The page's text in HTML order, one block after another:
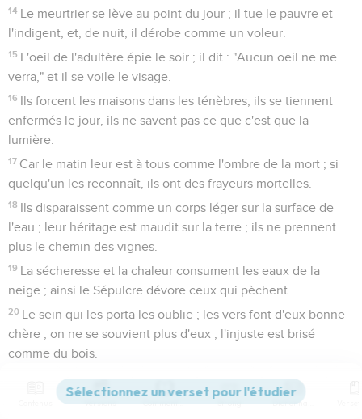
14 Le meurtrier se lève au point du jour ; il tue le pauvre et
l'indigent, et, de nuit, il dérobe comme un voleur.
15 L'oeil de l'adultère épie le soir ; il dit : "Aucun oeil ne me
verra," et il se voile le visage.
16 Ils forcent les maisons dans les ténèbres, ils se tiennent
enfermés le jour, ils ne savent pas ce que c'est que la
lumière.
17 Car le matin leur est à tous comme l'ombre de la mort ; si
quelqu'un les reconnaît, ils ont des frayeurs mortelles.
18 Ils disparaissent comme un corps léger sur la surface de
l'eau ; leur héritage est maudit sur la terre ; ils ne prennent
plus le chemin des vignes.
19 La sécheresse et la chaleur consument les eaux de la
neige ; ainsi le Sépulcre dévore ceux qui pèchent.
20 Le sein qui les porta les oublie ; les vers font d'eux bonne
chère ; on ne se souvient plus d'eux ; l'injuste est brisé
comme du bois.
Lui qui tourmentait la femme stérile, sans enfants, et ne
faisait aucun bien à la veuve ;
Versions Commentaires Strong